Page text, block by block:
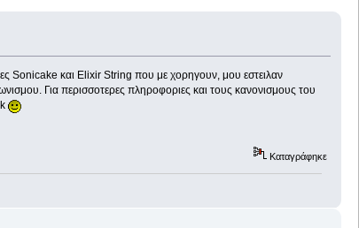
Sonicake και Elixir String που με χορηγουν, μου εστειλαν
Για περισσοτερες πληροφοριες και τους κανονισμους του
Καταγράφηκε